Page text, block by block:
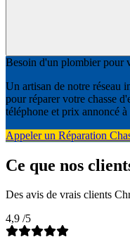
Besoin d'un plombier pour
Un artisan de notre réseau
pour réparer votre chasse
téléphone et prix annoncé
Appeler un Réparation
Ce que nos
Des avis de vrais clients
4,9 /5